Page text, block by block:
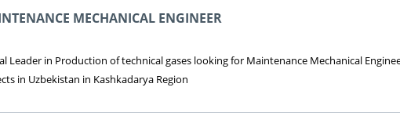
MECHANICAL ENGINEER
Leader in Production of technical gases looking for Maintenance Mechanical
in Uzbekistan in Kashkadarya Region